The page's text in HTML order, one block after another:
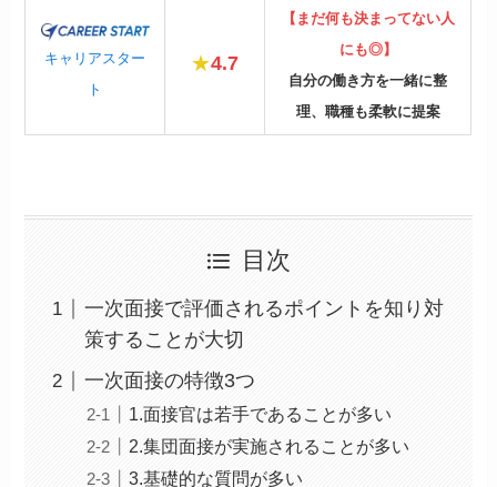
キャリアスター
ト
★4.7
【まだ何も決まってない人
にも◎】
自分の働き方を一緒に整
理、職種も柔軟に提案
目次
一次面接で評価されるポイントを知り対
策することが大切
一次面接の特徴3つ
1.面接官は若手であることが多い
2.集団面接が実施されることが多い
3.基礎的な質問が多い